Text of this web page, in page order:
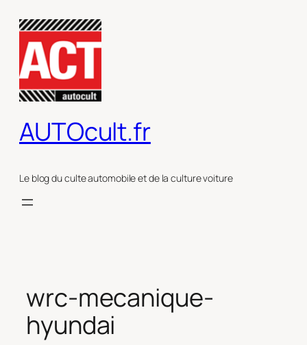
contenu
AUTOcult.fr
Le blog du culte automobile et de la culture voiture
wrc-mecanique-
hyundai